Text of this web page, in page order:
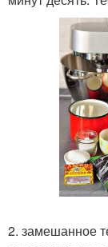
2. замешанное